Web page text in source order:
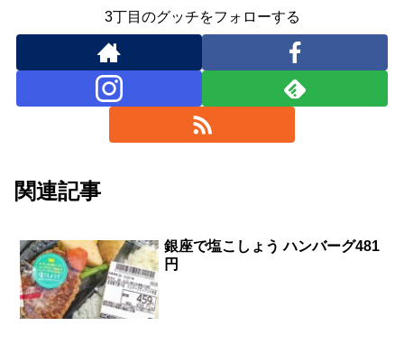
3丁目のグッチをフォローする
関連記事
銀座で塩こしょう ハンバーグ481
円